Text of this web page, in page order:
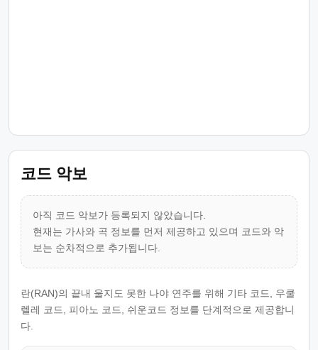
코드 악보
아직 코드 악보가 등록되지 않았습니다.
현재는 가사와 곡 정보를 먼저 제공하고 있으며 코드와 악
보는 순차적으로 추가됩니다.
란(RAN)의 끝내 울지도 못한 나야 연주를 위해 기타 코드, 우쿨
렐레 코드, 피아노 코드, 쉬운코드 정보를 단계적으로 제공합니
다.